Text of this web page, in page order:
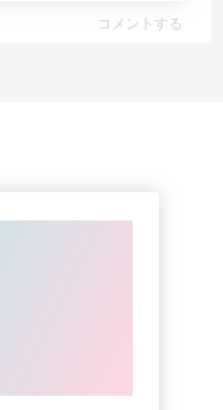
コメントする